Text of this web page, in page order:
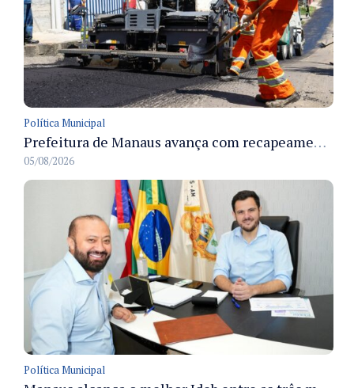
Política Municipal
Prefeitura de Manaus avança com recapeamento no Parque Rio Solimões e cobre cerca de 30 ruas
05/08/2026
Política Municipal